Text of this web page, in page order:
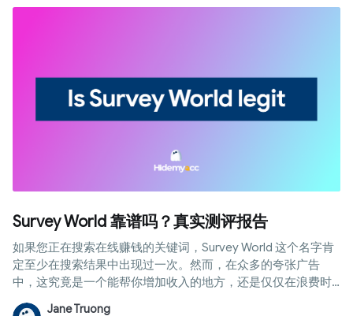
Survey World 靠谱吗？真实测评报告
如果您正在搜索在线赚钱的关键词，Survey World 这个名字肯
定至少在搜索结果中出现过一次。然而，在众多的夸张广告
中，这究竟是一个能帮你增加收入的地方，还是仅仅在浪费时
间？本文将不再空谈，而是剖析其运作方式和您可以获得的实
Jane Truong